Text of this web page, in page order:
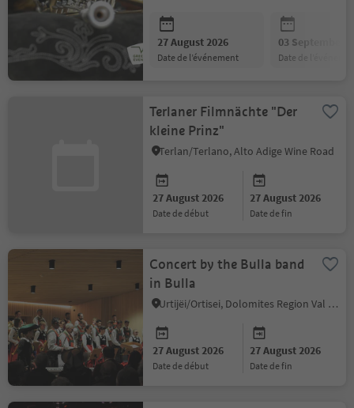
27 August 2026
date de l’événement
03 September
date de
Terlaner Filmnächte "Der
kleine Prinz"
Terlan/Terlano, Alto Adige Wine Road
27 August 2026
date de début
27 August 2026
date de fin
Concert by the Bulla band
in Bulla
Urtijëi/Ortisei, Dolomites Region Val Gardena
27 August 2026
date de début
27 August 2026
date de fin